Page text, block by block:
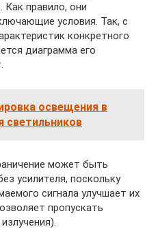
Как правило, они
условия. Так, с
конкретного
диаграмма его
освещения в
может быть
усилителя, поскольку
сигнала улучшает их
пропускать